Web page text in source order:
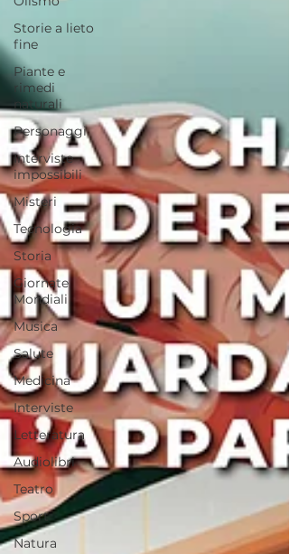
Storie a lieto
fine
Piante e
rimedi
naturali
Personaggi
Interviste
impossibili
Misteri
Tecnologia
Storia
Giornate
Mondiali
Musica
Salute
Medicina
Interviste
Letteratura
Audiolibri
Teatro
Sport
Natura